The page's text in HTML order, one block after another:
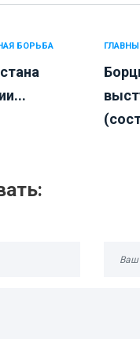
БОРЬБА